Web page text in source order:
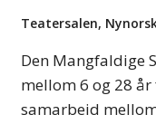
Teatersalen,
Den Mangfaldige
mellom 6 og 28
samarbeid